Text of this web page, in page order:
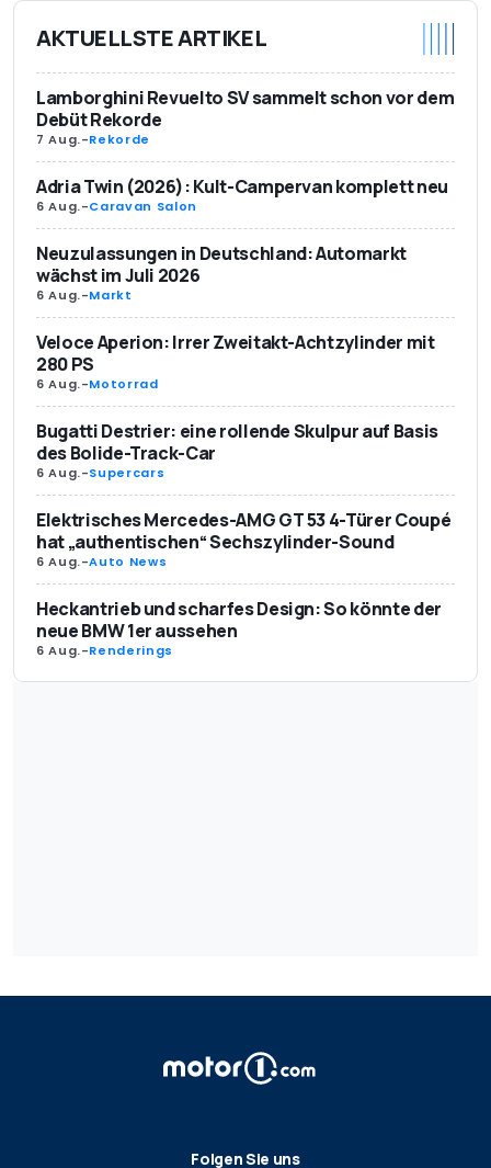
AKTUELLSTE ARTIKEL
Lamborghini Revuelto SV sammelt schon vor dem
Debüt Rekorde
7 Aug.-Rekorde
Adria Twin (2026): Kult-Campervan komplett neu
6 Aug.-Caravan Salon
Neuzulassungen in Deutschland: Automarkt
wächst im Juli 2026
6 Aug.-Markt
Veloce Aperion: Irrer Zweitakt-Achtzylinder mit
280 PS
6 Aug.-Motorrad
Bugatti Destrier: eine rollende Skulpur auf Basis
des Bolide-Track-Car
6 Aug.-Supercars
Elektrisches Mercedes-AMG GT 53 4-Türer Coupé
hat „authentischen“ Sechszylinder-Sound
6 Aug.-Auto News
Heckantrieb und scharfes Design: So könnte der
neue BMW 1er aussehen
6 Aug.-Renderings
Folgen Sie uns